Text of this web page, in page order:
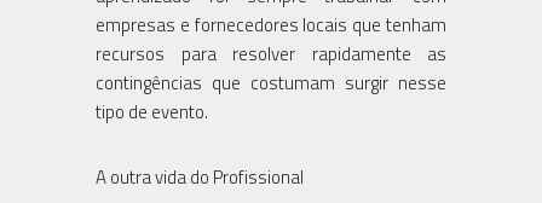
empresas e fornecedores locais que tenham
recursos para resolver rapidamente as
contingências que costumam surgir nesse
tipo de evento.
A outra vida do Profissional